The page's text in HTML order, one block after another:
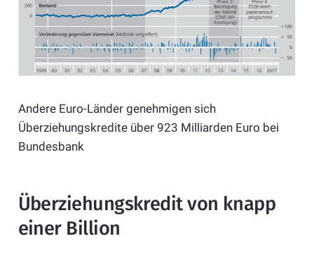
Andere Euro-Länder genehmigen sich
Überziehungskredite über 923 Milliarden Euro bei
Bundesbank
Überziehungskredit von knapp
einer Billion